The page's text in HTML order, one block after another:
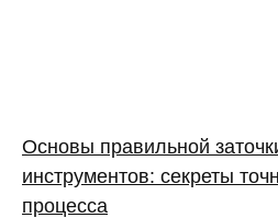
Основы правильной
инструментов: секреты
процесса